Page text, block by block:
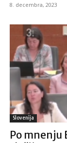
8. decembra, 2023
Slovenija
Po mnenju